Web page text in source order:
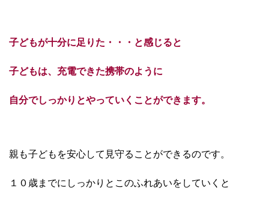
子どもが十分に足りた・・・と感じると
子どもは、充電できた携帯のように
自分でしっかりとやっていくことができます。
親も子どもを安心して見守ることができるのです。
１０歳までにしっかりとこのふれあいをしていくと